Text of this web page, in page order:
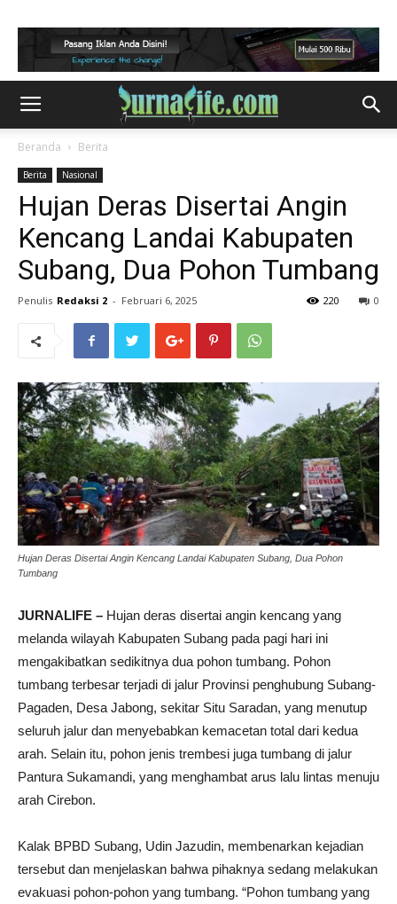
Beranda Berita
Berita Nasional
Hujan Deras Disertai Angin
Kencang Landai Kabupaten
Subang, Dua Pohon Tumbang
Penulis Redaksi 2 - Februari 6, 2025 0
220
Hujan Deras Disertai Angin Kencang Landai Kabupaten Subang, Dua Pohon
Tumbang
JURNALIFE – Hujan deras disertai angin kencang yang
melanda wilayah Kabupaten Subang pada pagi hari ini
mengakibatkan sedikitnya dua pohon tumbang. Pohon
tumbang terbesar terjadi di jalur Provinsi penghubung Subang-
Pagaden, Desa Jabong, sekitar Situ Saradan, yang menutup
seluruh jalur dan menyebabkan kemacetan total dari kedua
arah. Selain itu, pohon jenis trembesi juga tumbang di jalur
Pantura Sukamandi, yang menghambat arus lalu lintas menuju
arah Cirebon.
Kalak BPBD Subang, Udin Jazudin, membenarkan kejadian
tersebut dan menjelaskan bahwa pihaknya sedang melakukan
evakuasi pohon-pohon yang tumbang. “Pohon tumbang yang